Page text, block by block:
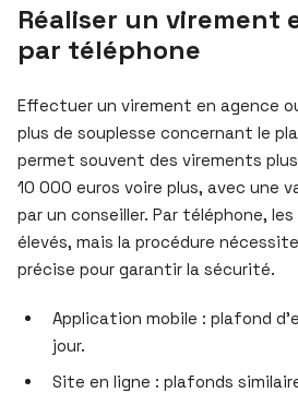
Réaliser un virement
par téléphone
Effectuer un virement en agence
plus de souplesse concernant le
permet souvent des virements
10 000 euros voire plus, avec une
par un conseiller. Par téléphone,
élevés, mais la procédure
précise pour garantir la sécurité.
Application mobile : plafond
jour.
Site en ligne : plafonds